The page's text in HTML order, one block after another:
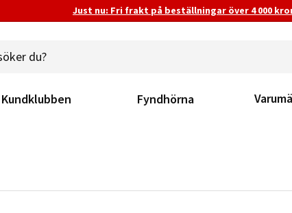
Just nu: Fri frakt på beställningar över 4 000
Kundklubben Fyndhörna